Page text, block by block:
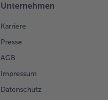
Unternehmen
Karriere
Presse
AGB
Impressum
Datenschutz